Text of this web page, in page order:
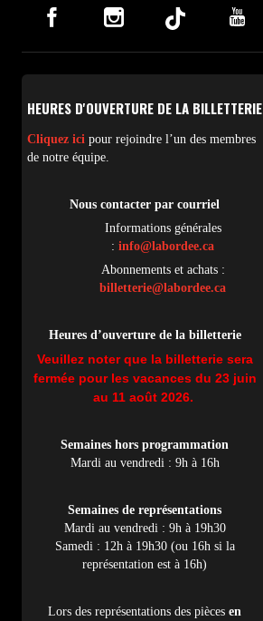
HEURES D'OUVERTURE DE LA BILLETTERIE
Cliquez ici pour rejoindre l’un des membres
de notre équipe.
Nous contacter par courriel
Informations générales
: info@labordee.ca
Abonnements et achats :
billetterie@labordee.ca
Heures d’ouverture de la billetterie
Veuillez noter que la billetterie sera
fermée pour les vacances du 23 juin
au 11 août 2026.
Semaines hors programmation
Mardi au vendredi : 9h à 16h
Semaines de représentations
Mardi au vendredi : 9h à 19h30
Samedi : 12h à 19h30 (ou 16h si la
représentation est à 16h)
Lors des représentations des pièces en